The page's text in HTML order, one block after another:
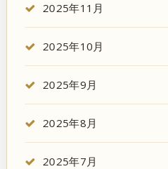
2025年11月
2025年10月
2025年9月
2025年8月
2025年7月